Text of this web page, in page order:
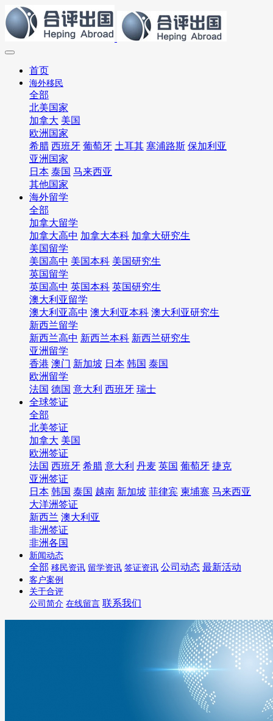
首页
海外移民
全部
北美国家
加拿大 美国
欧洲国家
希腊 西班牙 葡萄牙 土耳其 塞浦路斯 保加利亚
亚洲国家
日本 泰国 马来西亚
其他国家
海外留学
全部
加拿大留学
加拿大高中 加拿大本科 加拿大研究生
美国留学
美国高中 美国本科 美国研究生
英国留学
英国高中 英国本科 英国研究生
澳大利亚留学
澳大利亚高中 澳大利亚本科 澳大利亚研究生
新西兰留学
新西兰高中 新西兰本科 新西兰研究生
亚洲留学
香港 澳门 新加坡 日本 韩国 泰国
欧洲留学
法国 德国 意大利 西班牙 瑞士
全球签证
全部
北美签证
加拿大 美国
欧洲签证
法国 西班牙 希腊 意大利 丹麦 英国 葡萄牙 捷克
亚洲签证
日本 韩国 泰国 越南 新加坡 菲律宾 柬埔寨 马来西亚
大洋洲签证
新西兰 澳大利亚
非洲签证
非洲各国
新闻动态
全部 移民资讯 留学资讯 签证资讯 公司动态 最新活动
客户案例
关于合评
公司简介 在线留言 联系我们